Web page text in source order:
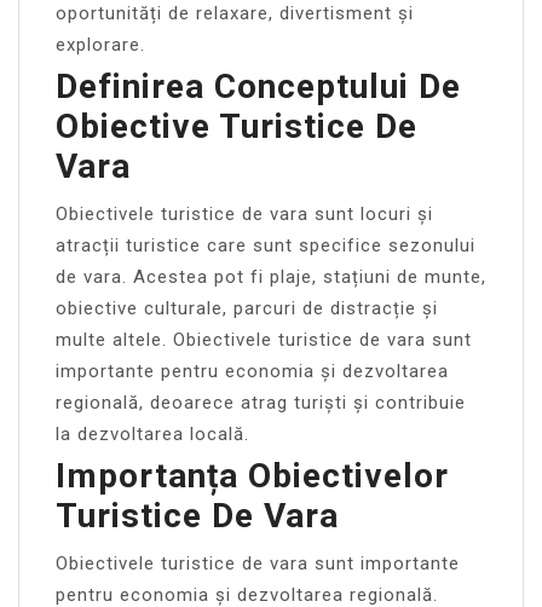
oportunități de relaxare, divertisment și
explorare.
Definirea Conceptului De
Obiective Turistice De
Vara
Obiectivele turistice de vara sunt locuri și
atracții turistice care sunt specifice sezonului
de vara. Acestea pot fi plaje, stațiuni de munte,
obiective culturale, parcuri de distracție și
multe altele. Obiectivele turistice de vara sunt
importante pentru economia și dezvoltarea
regională, deoarece atrag turiști și contribuie
la dezvoltarea locală.
Importanța Obiectivelor
Turistice De Vara
Obiectivele turistice de vara sunt importante
pentru economia și dezvoltarea regională.